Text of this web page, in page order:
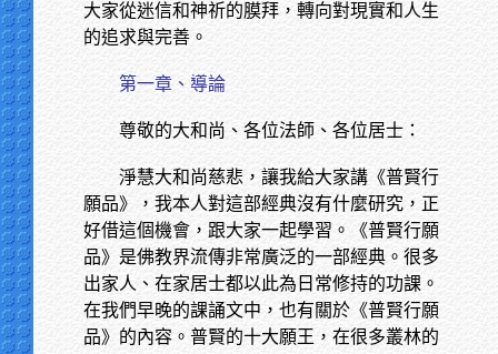
大家從迷信和神祈的膜拜，轉向對現實和人生
的追求與完善。
第一章、導論
尊敬的大和尚、各位法師、各位居士：
淨慧大和尚慈悲，讓我給大家講《普賢行
願品》，我本人對這部經典沒有什麼研究，正
好借這個機會，跟大家一起學習。《普賢行願
品》是佛教界流傳非常廣泛的一部經典。很多
出家人、在家居士都以此為日常修持的功課。
在我們早晚的課誦文中，也有關於《普賢行願
品》的內容。普賢的十大願王，在很多叢林的